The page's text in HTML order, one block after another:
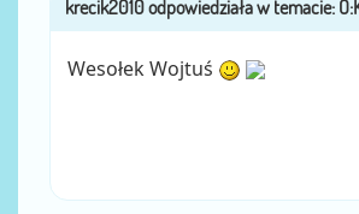
Wesołek Wojtuś